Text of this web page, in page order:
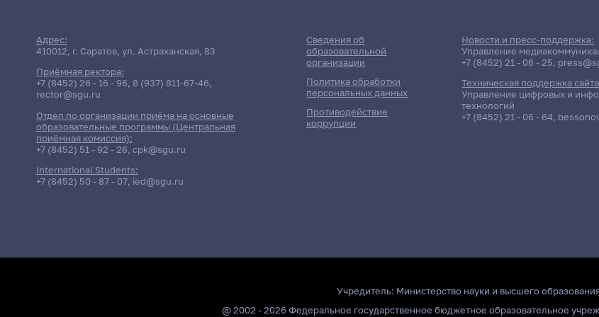
Адрес:
410012, г. Саратов, ул. Астраханская, 83
Приёмная ректора:
+7 (8452) 26 - 16 - 96, 8 (937) 811-67-46,
rector@sgu.ru
Отдел по организации приёма на основные
образовательные программы (Центральная
приёмная комиссия):
+7 (8452) 51 - 92 - 26, cpk@sgu.ru
International Students:
+7 (8452) 50 - 87 - 07, ied@sgu.ru
Сведения об
образовательной
организации
Политика обработки
персональных данных
Противодействие
коррупции
Новости и пресс-поддержка:
Управление
+7 (8452) 21 - 06 - 25,
Техническая поддержка
Управление цифровых и
технологий
+7 (8452) 21 - 06 - 64,
Учредитель: Министерство науки и высшего
@ 2002 - 2026 Федеральное государственное бюджетное образовательное